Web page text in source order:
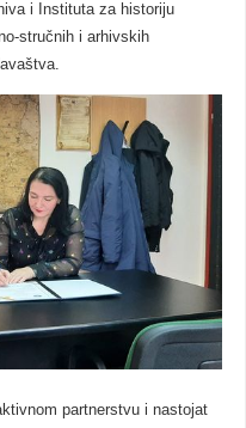
i Instituta za historiju
stručnih i arhivskih
partnerstvu i nastojat